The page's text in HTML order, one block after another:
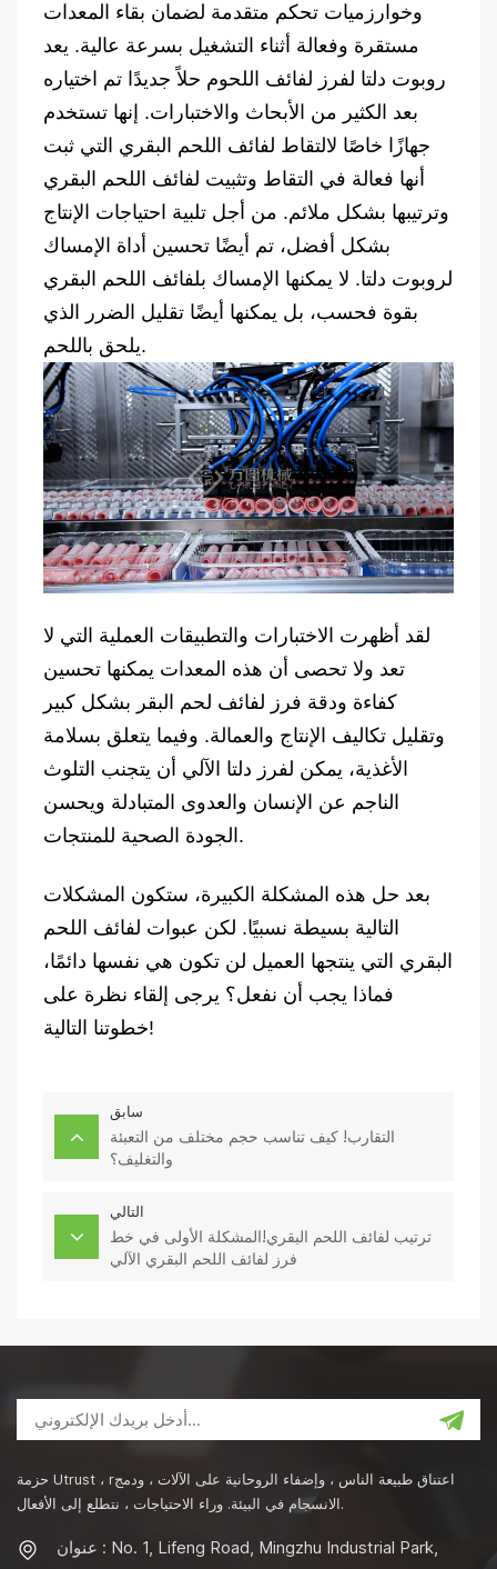
وخوارزميات تحكم متقدمة لضمان بقاء المعدات
مستقرة وفعالة أثناء التشغيل بسرعة عالية. يعد
روبوت دلتا لفرز لفائف اللحوم حلاً جديدًا تم اختياره
بعد الكثير من الأبحاث والاختبارات. إنها تستخدم
جهازًا خاصًا لالتقاط لفائف اللحم البقري التي ثبت
أنها فعالة في التقاط وتثبيت لفائف اللحم البقري
وترتيبها بشكل ملائم. من أجل تلبية احتياجات الإنتاج
بشكل أفضل، تم أيضًا تحسين أداة الإمساك
لروبوت دلتا. لا يمكنها الإمساك بلفائف اللحم البقري
بقوة فحسب، بل يمكنها أيضًا تقليل الضرر الذي
يلحق باللحم.
لقد أظهرت الاختبارات والتطبيقات العملية التي لا
تعد ولا تحصى أن هذه المعدات يمكنها تحسين
كفاءة ودقة فرز لفائف لحم البقر بشكل كبير
وتقليل تكاليف الإنتاج والعمالة. وفيما يتعلق بسلامة
الأغذية، يمكن لفرز دلتا الآلي أن يتجنب التلوث
الناجم عن الإنسان والعدوى المتبادلة ويحسن
الجودة الصحية للمنتجات.
بعد حل هذه المشكلة الكبيرة، ستكون المشكلات
التالية بسيطة نسبيًا. لكن عبوات لفائف اللحم
البقري التي ينتجها العميل لن تكون هي نفسها دائمًا،
فماذا يجب أن نفعل؟ يرجى إلقاء نظرة على
خطوتنا التالية!
سابق
التقارب! كيف تناسب حجم مختلف من التعبئة
والتغليف؟
التالي
ترتيب لفائف اللحم البقري!المشكلة الأولى في خط
فرز لفائف اللحم البقري الآلي
حزمة Utrust ، rاعتناق طبيعة الناس ، وإضفاء الروحانية على الآلات ، ودمج
الانسجام في البيئة. وراء الاحتياجات ، نتطلع إلى الأفعال.
عنوان : No. 1, Lifeng Road, Mingzhu Industrial Park,